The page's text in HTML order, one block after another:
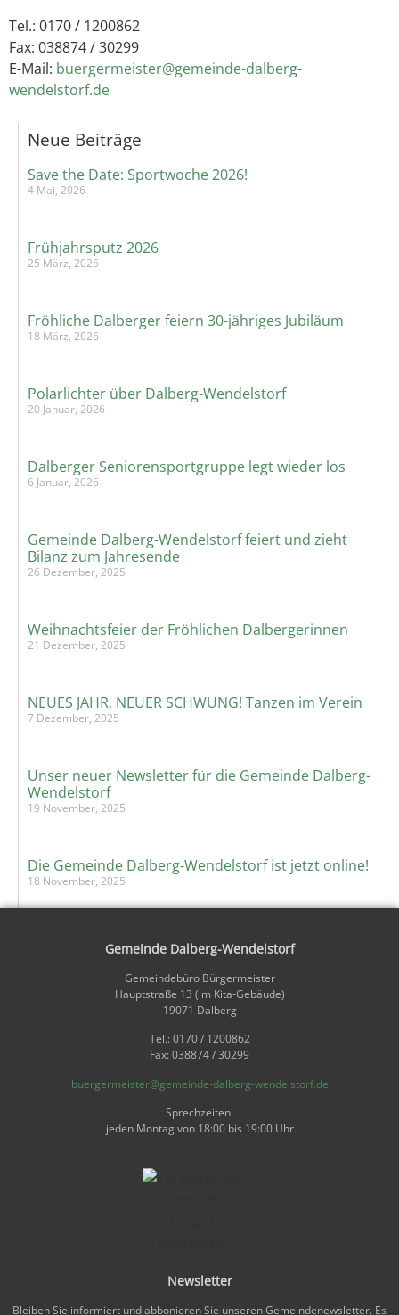
Tel.: 0170 / 1200862
Fax: 038874 / 30299
E-Mail: buergermeister@gemeinde-dalberg-
wendelstorf.de
Neue Beiträge
Save the Date: Sportwoche 2026!
4 Mai, 2026
Frühjahrsputz 2026
25 März, 2026
Fröhliche Dalberger feiern 30-jähriges Jubiläum
18 März, 2026
Polarlichter über Dalberg-Wendelstorf
20 Januar, 2026
Dalberger Seniorensportgruppe legt wieder los
6 Januar, 2026
Gemeinde Dalberg-Wendelstorf feiert und zieht
Bilanz zum Jahresende
26 Dezember, 2025
Weihnachtsfeier der Fröhlichen Dalbergerinnen
21 Dezember, 2025
NEUES JAHR, NEUER SCHWUNG! Tanzen im Verein
7 Dezember, 2025
Unser neuer Newsletter für die Gemeinde Dalberg-
Wendelstorf
19 November, 2025
Die Gemeinde Dalberg-Wendelstorf ist jetzt online!
18 November, 2025
Gemeinde Dalberg-Wendelstorf
Gemeindebüro Bürgermeister
Hauptstraße 13 (im Kita-Gebäude)
19071 Dalberg
Tel.: 0170 / 1200862
Fax: 038874 / 30299
buergermeister@gemeinde-dalberg-wendelstorf.de
Sprechzeiten:
jeden Montag von 18:00 bis 19:00 Uhr
Newsletter
Bleiben Sie informiert und abbonieren Sie unseren Gemeindenewsletter. Es